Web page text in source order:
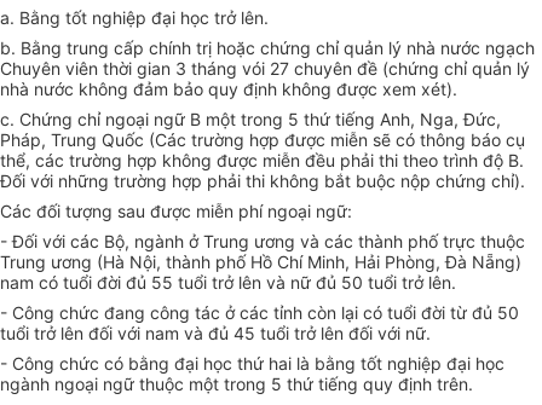
a. Bằng tốt nghiệp đại học trở lên.
b. Bằng trung cấp chính trị hoặc chứng chỉ quản lý nhà nước ngạch
Chuyên viên thời gian 3 tháng vói 27 chuyên đề (chứng chỉ quản lý
nhà nước không đảm bảo quy định không được xem xét).
c. Chứng chỉ ngoại ngữ B một trong 5 thứ tiếng Anh, Nga, Đức,
Pháp, Trung Quốc (Các trường hợp được miễn sẽ có thông báo cụ
thể, các trường hợp không được miễn đều phải thi theo trình độ B.
Đối với những trường hợp phải thi không bắt buộc nộp chứng chỉ).
Các đối tượng sau được miễn phí ngoại ngữ:
- Đối với các Bộ, ngành ở Trung ương và các thành phố trực thuộc
Trung ương (Hà Nội, thành phố Hồ Chí Minh, Hải Phòng, Đà Nẵng)
nam có tuổi đời đủ 55 tuổi trở lên và nữ đủ 50 tuổi trở lên.
- Công chức đang công tác ở các tỉnh còn lại có tuổi đời từ đủ 50
tuổi trở lên đối với nam và đủ 45 tuổi trở lên đối với nữ.
- Công chức có bằng đại học thứ hai là bằng tốt nghiệp đại học
ngành ngoại ngữ thuộc một trong 5 thứ tiếng quy định trên.